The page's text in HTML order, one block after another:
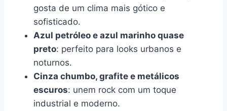
gosta de um clima mais gótico e
sofisticado.
Azul petróleo e azul marinho quase
preto: perfeito para looks urbanos e
noturnos.
Cinza chumbo, grafite e metálicos
escuros: unem rock com um toque
industrial e moderno.